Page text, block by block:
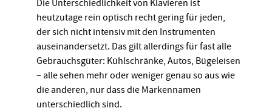
Die Unterschiedlichkeit von Klavieren ist
heutzutage rein optisch recht gering für jeden,
der sich nicht intensiv mit den Instrumenten
auseinandersetzt. Das gilt allerdings für fast alle
Gebrauchsgüter: Kühlschränke, Autos, Bügeleisen
– alle sehen mehr oder weniger genau so aus wie
die anderen, nur dass die Markennamen
unterschiedlich sind.